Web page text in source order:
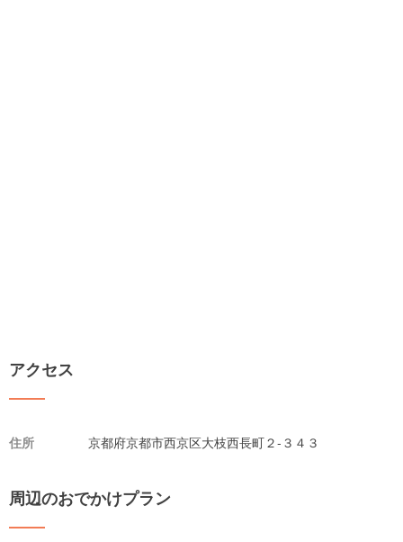
アクセス
住所 京都府京都市西京区大枝西長町２-３４３
周辺のおでかけプラン